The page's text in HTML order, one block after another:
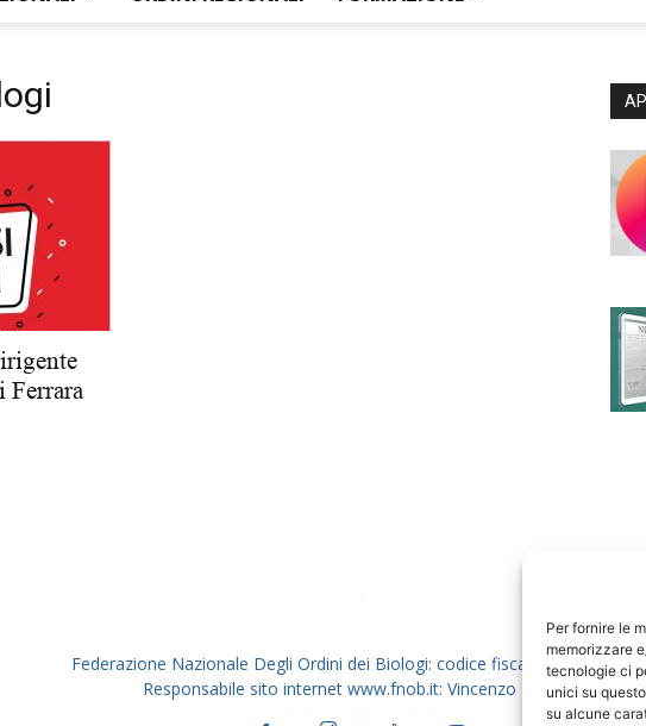
Per fornire le
memorizzare
tecnologie ci
unici su
su alcune
dei
Ferrara
Federazione Nazionale Degli Ordini dei Biologi: codice fiscale
Responsabile sito internet www.fnob.it: Vincenzo D'Anna